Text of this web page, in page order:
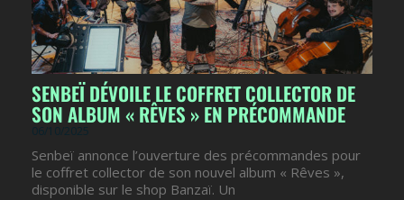
SENBEÏ DÉVOILE LE COFFRET COLLECTOR DE
SON ALBUM « RÊVES » EN PRÉCOMMANDE
06/10/2025
Senbeï annonce l’ouverture des précommandes pour
le coffret collector de son nouvel album « Rêves »,
disponible sur le shop Banzaï. Un